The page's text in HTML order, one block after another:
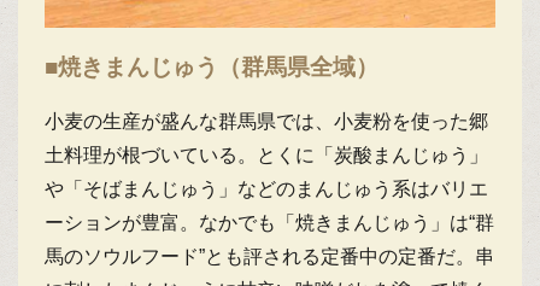
■焼きまんじゅう（群馬県全域）
小麦の生産が盛んな群馬県では、小麦粉を使った郷
土料理が根づいている。とくに「炭酸まんじゅう」
や「そばまんじゅう」などのまんじゅう系はバリエ
ーションが豊富。なかでも「焼きまんじゅう」は“群
馬のソウルフード”とも評される定番中の定番だ。串